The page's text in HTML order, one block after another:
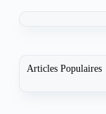
Articles Populaires